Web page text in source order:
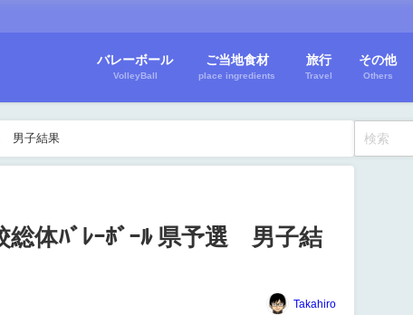
バレーボール
VolleyBall
ご当地食材
place ingredients
旅行
Travel
その他
Others
男子結果
総体ﾊﾞﾚｰﾎﾞｰﾙ 県予選 男子結
Takahiro